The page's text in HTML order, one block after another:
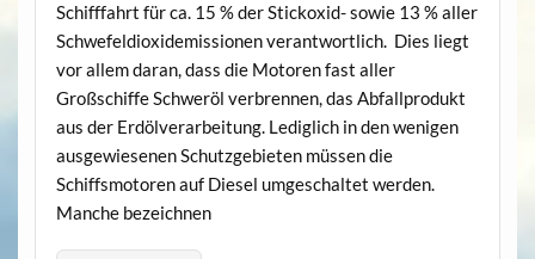
Schifffahrt für ca. 15 % der Stickoxid- sowie 13 % aller
Schwefeldioxidemissionen verantwortlich. Dies liegt
vor allem daran, dass die Motoren fast aller
Großschiffe Schweröl verbrennen, das Abfallprodukt
aus der Erdölverarbeitung. Lediglich in den wenigen
ausgewiesenen Schutzgebieten müssen die
Schiffsmotoren auf Diesel umgeschaltet werden.
Manche bezeichnen